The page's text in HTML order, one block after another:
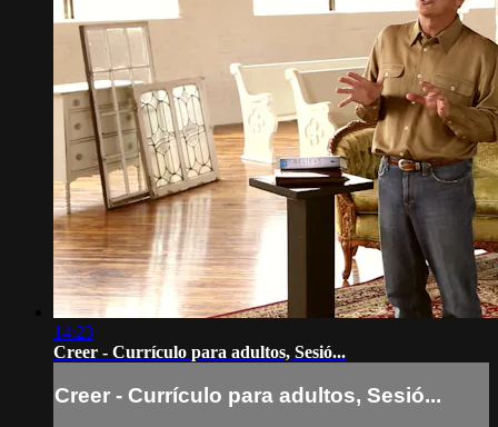
14:23
Creer - Currículo para adultos, Sesió...
Creer - Currículo para adultos, Sesió...